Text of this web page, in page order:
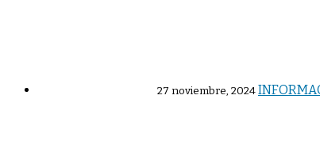
27 noviembre, 2024